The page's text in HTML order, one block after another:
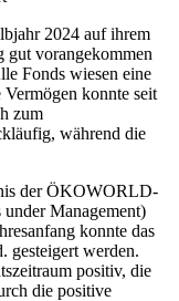
2024 auf ihrem
gut vorangekommen
Fonds wiesen eine
konnte seit
zum
während die
der ÖKOWORLD-
Management)
konnte das
gesteigert werden.
positiv, die
die positive